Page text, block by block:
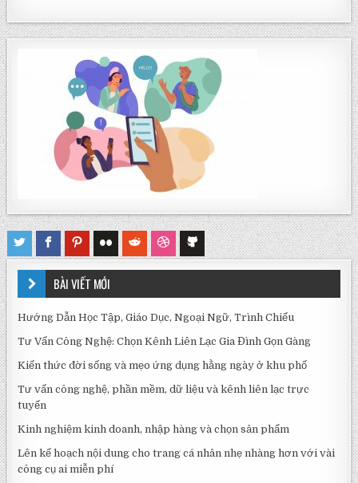
BÀI VIẾT MỚI
Hướng Dẫn Học Tập, Giáo Dục, Ngoại Ngữ, Trình Chiếu
Tư Vấn Công Nghệ: Chọn Kênh Liên Lạc Gia Đình Gọn Gàng
Kiến thức đời sống và mẹo ứng dụng hằng ngày ở khu phố
Tư vấn công nghệ, phần mềm, dữ liệu và kênh liên lạc trực
tuyến
Kinh nghiệm kinh doanh, nhập hàng và chọn sản phẩm
Lên kế hoạch nội dung cho trang cá nhân nhẹ nhàng hơn với vài
công cụ ai miễn phí